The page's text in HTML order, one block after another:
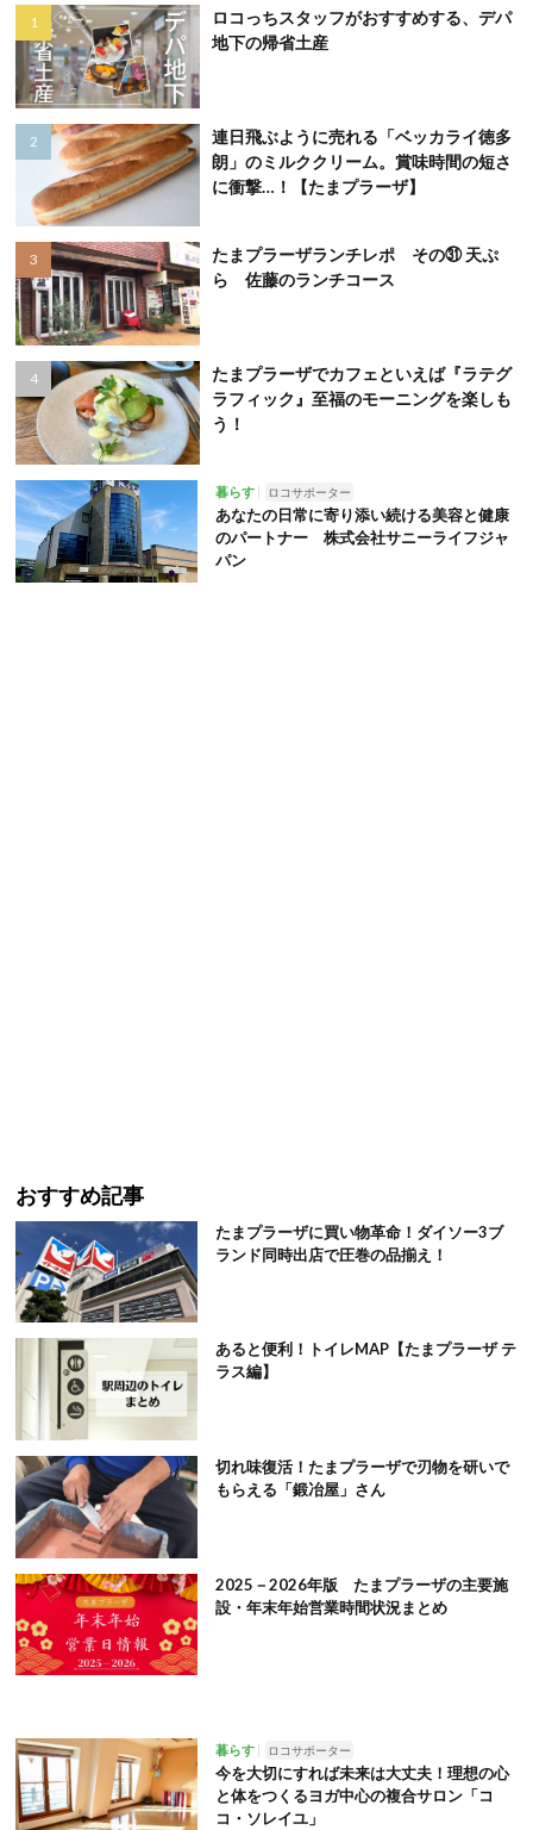
ロコっちスタッフがおすすめする、デパ
地下の帰省土産
連日飛ぶように売れる「ベッカライ徳多
朗」のミルククリーム。賞味時間の短さ
に衝撃…！【たまプラーザ】
たまプラーザランチレポ その㉛ 天ぷ
ら 佐藤のランチコース
たまプラーザでカフェといえば『ラテグ
ラフィック』至福のモーニングを楽しも
う！
暮らす ロコサポーター
あなたの日常に寄り添い続ける美容と健康
のパートナー 株式会社サニーライフジャ
パン
おすすめ記事
たまプラーザに買い物革命！ダイソー3ブ
ランド同時出店で圧巻の品揃え！
あると便利！トイレMAP【たまプラーザ テ
ラス編】
切れ味復活！たまプラーザで刃物を研いで
もらえる「鍛冶屋」さん
2025－2026年版 たまプラーザの主要施
設・年末年始営業時間状況まとめ
暮らす ロコサポーター
今を大切にすれば未来は大丈夫！理想の心
と体をつくるヨガ中心の複合サロン「コ
コ・ソレイユ」